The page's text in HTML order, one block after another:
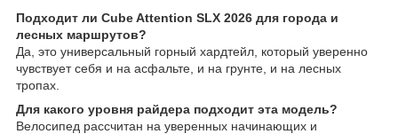
Подходит ли Cube Attention SLX 2026 для города и
лесных маршрутов?
Да, это универсальный горный хардтейл, который уверенно
чувствует себя и на асфальте, и на грунте, и на лесных
тропах.
Для какого уровня райдера подходит эта модель?
Велосипед рассчитан на уверенных начинающих и